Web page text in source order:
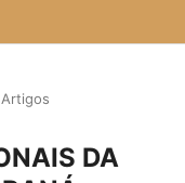
Artigos
DA